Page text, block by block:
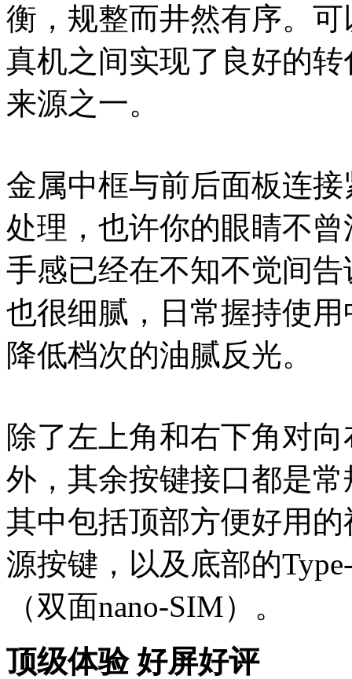
衡，规整而井然有序。
真机之间实现了良好的
来源之一。
金属中框与前后面板连
处理，也许你的眼睛不
手感已经在不知不觉间
也很细腻，日常握持使
降低档次的油腻反光。
除了左上角和右下角对
外，其余按键接口都是
其中包括顶部方便好用
源按键，以及底部的
（双面nano-SIM）。
顶级体验 好屏好评